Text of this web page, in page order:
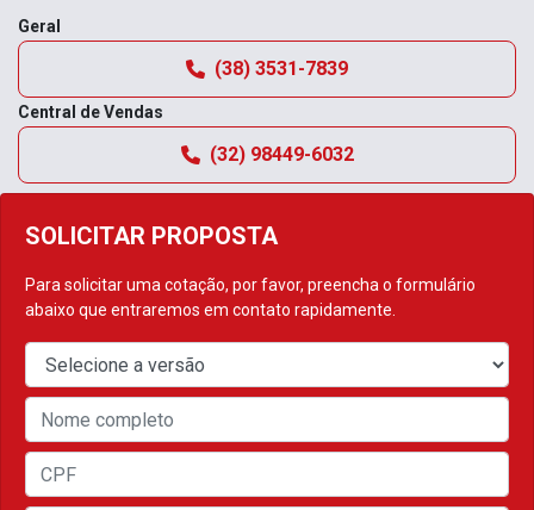
SOLICITAR PROPOSTA
Para solicitar uma cotação, por favor, preencha o formulário
abaixo que entraremos em contato rapidamente.
Geral
(38) 3531-7839
Central de Vendas
(32) 98449-6032